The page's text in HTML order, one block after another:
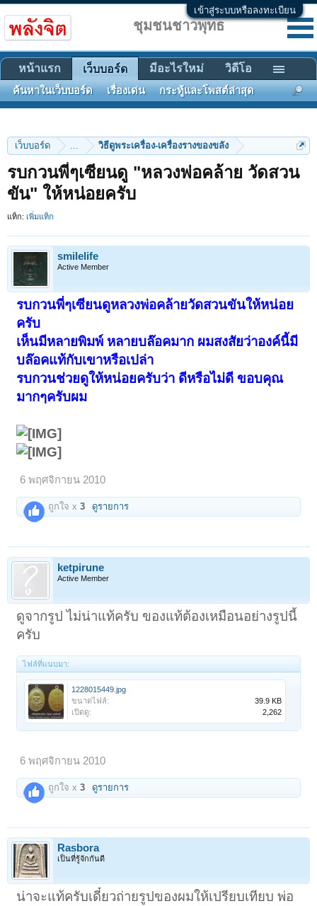
เข้าสู่ระบบหรือลงทะเบียน
เว็บบอร์ด ... วิธีดูพระเครื่อง-เครื่องรางของขลัง
รบกวนพี่ๆเซียนดู "หลวงพ่อคล้าย วัดสวน
ขัน" ให้หน่อยครับ
แท็ก: เพิ่มแท็ก
smilelife
Active Member
รบกวนพี่ๆเซียนดูหลวงพ่อคล้ายวัดสวนขันให้หน่อย
ครับ
เห็นมีหลายพิมพ์ หลายบล๊อคมาก ผมสงสัยว่าองค์นี้มี
บล๊อคแท้กับเขาหรือเปล่า
รบกวนช่วยดูให้หน่อยครับว่า ดีหรือไม่ดี ขอบคุณ
มากๆครับผม
6 พฤศจิกายน 2010
ถูกใจ x3 ดูรายการ
ketpirune
Active Member
ดูจากรูป ไม่น่าแท้ครับ ของแท้ต้องเหมือนอย่างรูปนี้
ครับ
ไฟล์ที่แนบมา:
1228015449.jpg
ขนาดไฟล์:
39.9 KB
เปิดดู:
2,262
6 พฤศจิกายน 2010
ถูกใจ x3 ดูรายการ
Rasbora
เป็นที่รู้จักกันดี
น่าจะแท้ครับเดี๋ยวถ่ายรูปของผมให้เปรียบเทียบ พ่อ
ชุมชนชาวพุทธ
หน้าแรก เว็บบอร์ด
ค้นหาในเว็บบอร์ด เรื่องเด่น กระทู้และโพสต์ล่าสุด
มีอะไรใหม่ วิดีโอ